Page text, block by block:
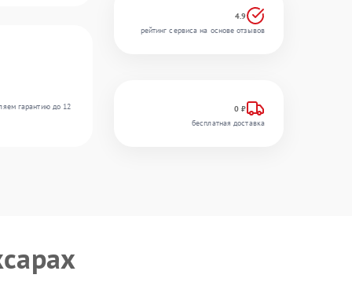
гарантию до 12
4.9
рейтинг сервиса на основе отзывов
0 ₽
бесплатная доставка